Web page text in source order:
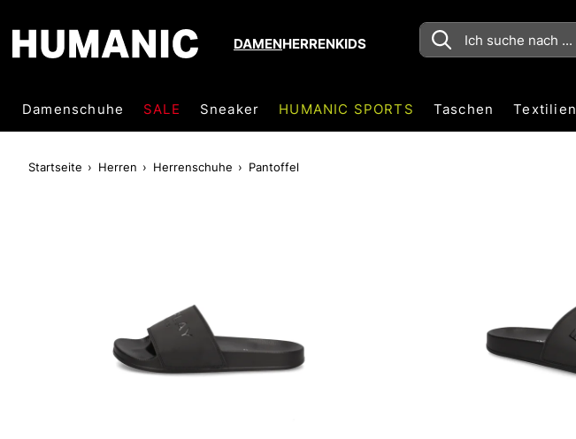
DAMENHERRENKIDS
Damenschuhe SALE Sneaker HUMANIC SPORTS Taschen Textilien
Startseite Herren Herrenschuhe Pantoffel